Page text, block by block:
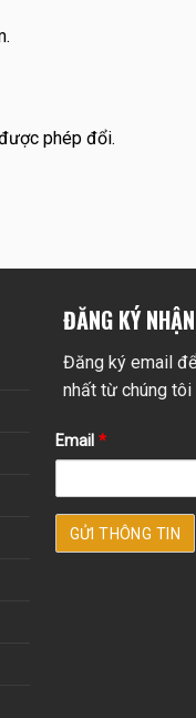
phép đổi.
ĐĂNG KÝ
Đăng ký email
nhất từ chúng tôi
Email *